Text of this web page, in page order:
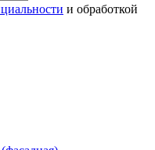
и обработкой